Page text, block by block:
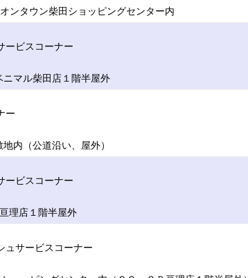
ンタウン柴田ショッピングセンター内
ービスコーナー
マル柴田店１階半屋外
ー
内（公道沿い、屋外）
ービスコーナー
理店１階半屋外
ュサービスコーナー